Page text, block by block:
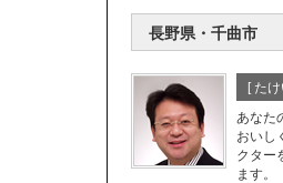
長野県・千曲市
[ た
あなた
おいし
クター
ます。